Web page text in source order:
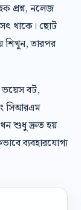
প্রশ্ন, নলেজ
সৎ থাকে। ছোট
শিখুন, তারপর
ভয়েস বট,
সিআরএম
শুধু দ্রুত হয়
ব্যবহারযোগ্য